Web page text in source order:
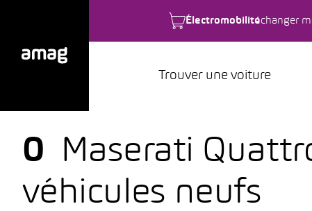
Électromobilitéchanger
Trouver une voiture
0
Maserati
véhicules neufs